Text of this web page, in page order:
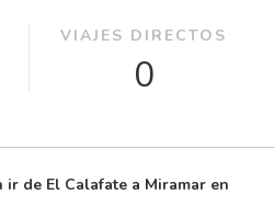
VIAJES DIRECTOS
0
ir de El Calafate a Miramar en